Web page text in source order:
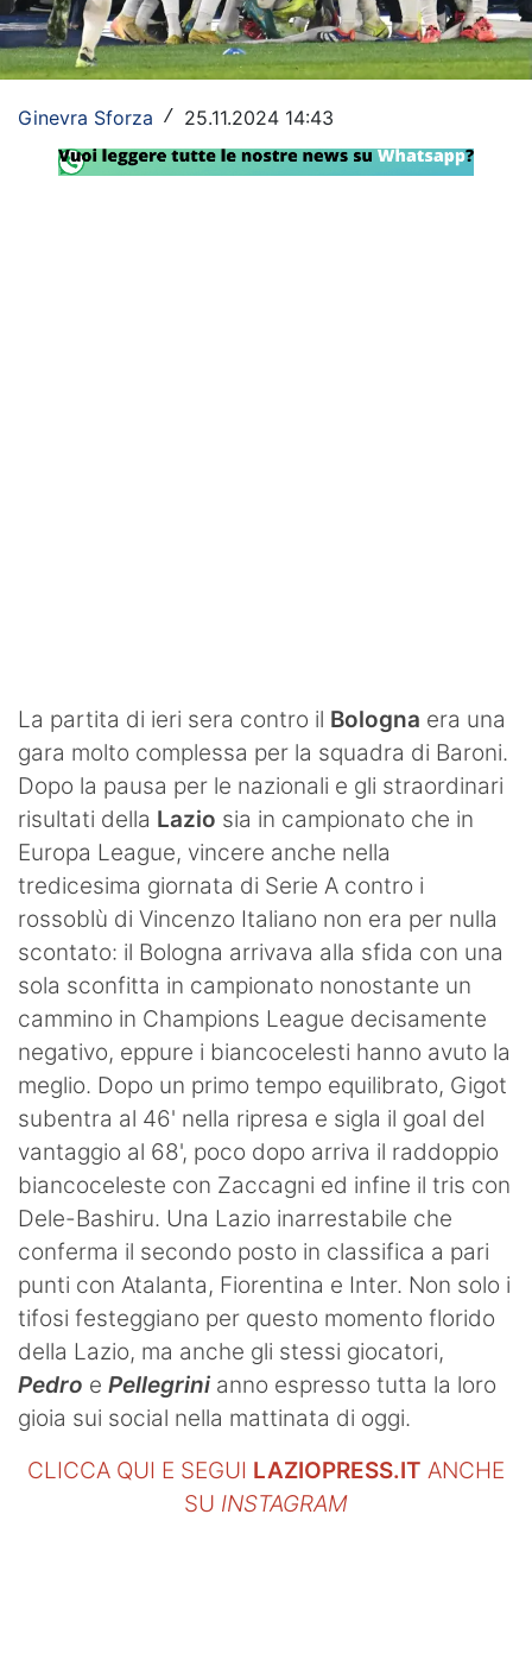
Formula 1
Tennis
Vela
SHOP LAZIO
Ginevra Sforza / 25.11.2024 14:43
La partita di ieri sera contro il Bologna era una
gara molto complessa per la squadra di Baroni.
Dopo la pausa per le nazionali e gli straordinari
risultati della Lazio sia in campionato che in
Europa League, vincere anche nella
tredicesima giornata di Serie A contro i
rossoblù di Vincenzo Italiano non era per nulla
scontato: il Bologna arrivava alla sfida con una
sola sconfitta in campionato nonostante un
cammino in Champions League decisamente
negativo, eppure i biancocelesti hanno avuto la
meglio. Dopo un primo tempo equilibrato, Gigot
subentra al 46' nella ripresa e sigla il goal del
vantaggio al 68', poco dopo arriva il raddoppio
biancoceleste con Zaccagni ed infine il tris con
Dele-Bashiru. Una Lazio inarrestabile che
conferma il secondo posto in classifica a pari
punti con Atalanta, Fiorentina e Inter. Non solo i
tifosi festeggiano per questo momento florido
della Lazio, ma anche gli stessi giocatori,
Pedro e Pellegrini anno espresso tutta la loro
gioia sui social nella mattinata di oggi.
CLICCA QUI E SEGUI LAZIOPRESS.IT ANCHE
SU INSTAGRAM